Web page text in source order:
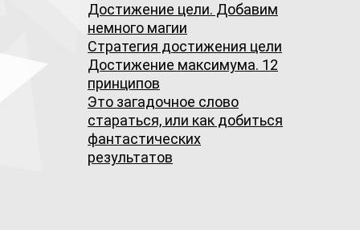
Достижение цели. Добавим
немного магии
Стратегия достижения цели
Достижение максимума. 12
принципов
Это загадочное слово
стараться, или как добиться
фантастических
результатов